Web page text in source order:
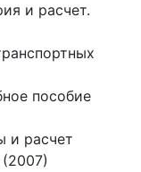
и расчет.
пособие
и расчет